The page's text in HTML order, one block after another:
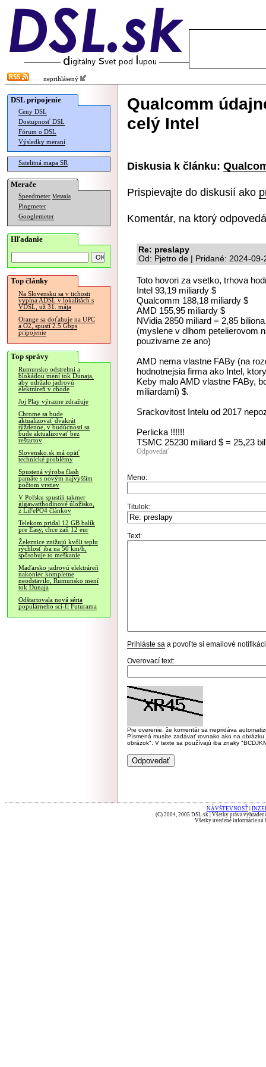
neprihlásený
DSL pripojenie
Ceny DSL
Dostupnosť DSL
Fórum o DSL
Výsledky meraní
Satelitná mapa SR
Merače
Speedmeter Merania
Pingmeter
Googlemeter
Hľadanie
Top články
Na Slovensku sa v tichosti
vypína ADSL v lokalitách s
VDSL, už 31. mája
Orange sa doťahuje na UPC
a O2, spustí 2.5 Gbps
pripojenie
Top správy
Rumunsko odstrelmi a
blokádou mení tok Dunaja,
aby udržalo jadrovú
elektráreň v chode
Joj Play výrazne zdražuje
Chrome sa bude
aktualizovať dvakrát
týždenne, v budúcnosti sa
bude aktualizovať bez
reštartov
Slovensko.sk má opäť
technické problémy
Spustená výroba flash
pamäte s novým najvyšším
počtom vrstiev
V Poľsku spustili takmer
gigawatthodinové úložisko,
z LiFePO4 článkov
Telekom pridal 12 GB balík
pre Easy, chce zaň 12 eur
Železnice znižujú kvôli teplu
rýchlosť iba na 50 km/h,
spôsobuje to meškanie
Maďarsko jadrovú elektráreň
nakoniec kompletne
neodstavilo, Rumunsko mení
tok Dunaja
Odštartovala nová séria
populárneho sci-fi Futurama
Qualcomm
celý Intel
Diskusia k článku:
Prispievajte do diskusií ako
Komentár, na ktorý
Re: preslapy
Od: Pjetro de | Pridané: 2024-
Toto hovori za vsetko, trhova
Intel 93,19 miliardy $
Qualcomm 188,18 miliardy $
AMD 155,95 miliardy $
NVidia 2850 miliard = 2,85
(myslene v dlhom petelierovom
pouzivame ze ano)
AMD nema vlastne FABy (na
hodnotnejsia firma ako Intel,
Keby malo AMD vlastne FABy,
miliardami) $.
Srackovitost Intelu od 2017
Perlicka !!!!!!
TSMC 25230 miliard $ = 25,23
Odpovedať
Meno:
Titulok:
Text:
Prihláste sa a povoľte si emailové
Overovací text:
Pre overenie, že komentár sa nepridáva
Písmená musíte zadávať rovnako ako na
obrázok". V texte sa používajú iba znaky
NÁVŠTEVNOSŤ
(C) 2004, 2005 DSL.sk | Všetky práva
Všetky uvedené informácie sú